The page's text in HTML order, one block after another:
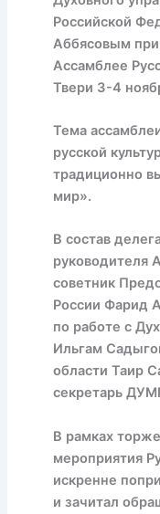
Российской
Аббясовым
Ассамблее
Твери 3-4
Тема
русской
традиционно
мир».
В состав
руководителя
советник
России Фарид
по работе с
Ильгам
области Таир
секретарь
В рамках
мероприятия
искренне
и зачитал